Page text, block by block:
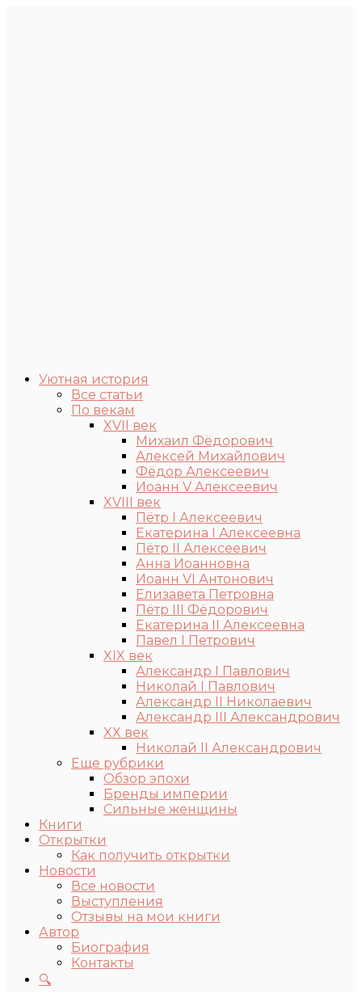
Уютная история
Все статьи
По векам
XVII век
Михаил Фёдорович
Алексей Михайлович
Фёдор Алексеевич
Иоанн V Алексеевич
XVIII век
Пётр I Алексеевич
Екатерина I Алексеевна
Пётр II Алексеевич
Анна Иоанновна
Иоанн VI Антонович
Елизавета Петровна
Пётр III Фёдорович
Екатерина II Алексеевна
Павел I Петрович
XIX век
Александр I Павлович
Николай I Павлович
Александр II Николаевич
Александр III Александрович
XX век
Николай II Александрович
Еще рубрики
Обзор эпохи
Бренды империи
Сильные женщины
Книги
Открытки
Как получить открытки
Новости
Все новости
Выступления
Отзывы на мои книги
Автор
Биография
Контакты
🔍